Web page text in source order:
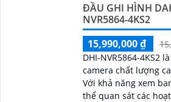
ĐẦU GHI HÌNH
NVR5864-4KS2
15,990,000 ₫
DHI-NVR5864-4KS2
camera chất lượng
Với khả năng xem
thể quan sát các